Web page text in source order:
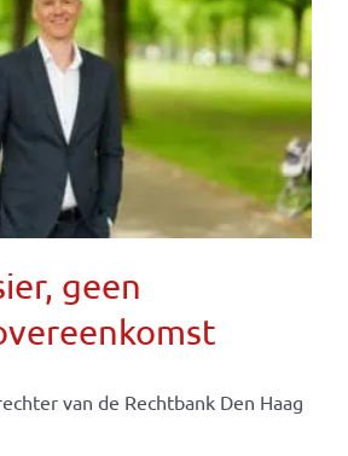
geen
van de Rechtbank Den Haag